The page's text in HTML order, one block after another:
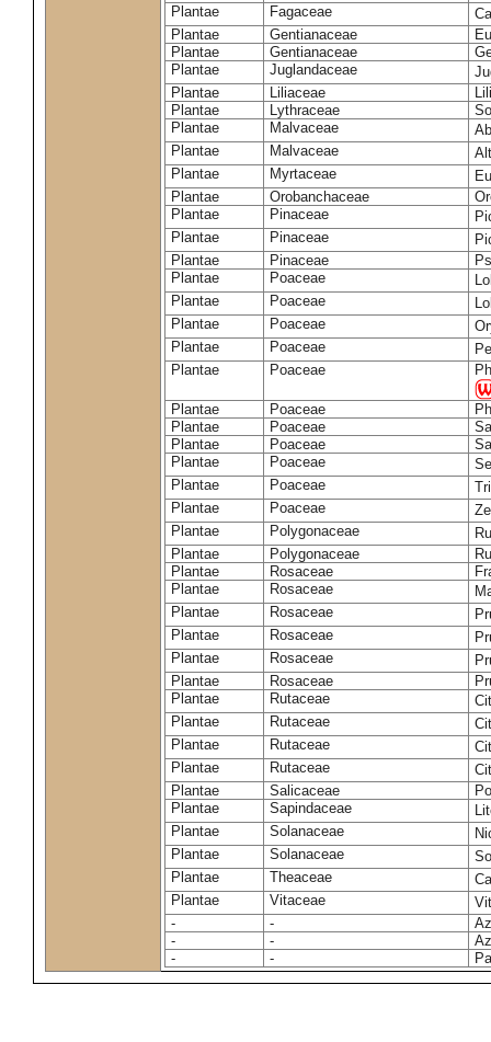
Plantae
Fagaceae
Plantae
Gentianaceae
Plantae
Gentianaceae
Plantae
Juglandaceae
Plantae
Liliaceae
Plantae
Lythraceae
Plantae
Malvaceae
Plantae
Malvaceae
Plantae
Myrtaceae
Plantae
Orobanchaceae
Plantae
Pinaceae
Plantae
Pinaceae
Plantae
Pinaceae
Plantae
Poaceae
Plantae
Poaceae
Plantae
Poaceae
Plantae
Poaceae
Plantae
Poaceae
Plantae Poaceae
Plantae
Poaceae
Plantae
Poaceae
Plantae
Poaceae
Plantae
Poaceae
Plantae
Poaceae
Plantae
Polygonaceae
Plantae
Polygonaceae
Plantae
Rosaceae
Plantae
Rosaceae
Plantae
Rosaceae
Plantae
Rosaceae
Plantae
Rosaceae
Plantae
Rosaceae
Plantae
Rutaceae
Plantae
Rutaceae
Plantae
Rutaceae
Plantae
Rutaceae
Plantae
Salicaceae
Plantae
Sapindaceae
Plantae
Solanaceae
Plantae
Solanaceae
Plantae
Theaceae
Plantae
Vitaceae
-
-
-
-
-
-